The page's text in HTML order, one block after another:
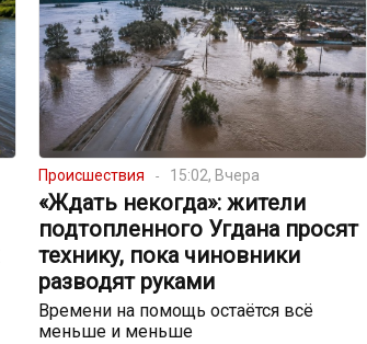
Происшествия 15:02, Вчера
«Ждать некогда»: жители
подтопленного Угдана просят
технику, пока чиновники
разводят руками
Времени на помощь остаётся всё
меньше и меньше